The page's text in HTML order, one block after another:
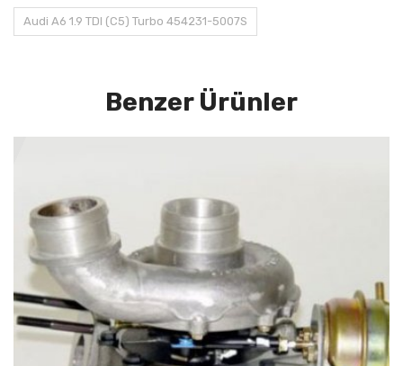
Audi A6 1.9 TDI (C5) Turbo 454231-5007S
Benzer Ürünler